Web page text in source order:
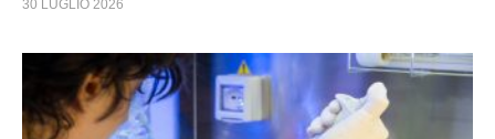
30 LUGLIO 2026